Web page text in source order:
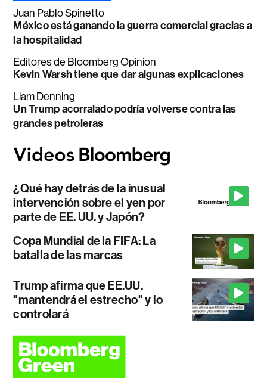
Juan Pablo Spinetto
México está ganando la guerra comercial gracias a
la hospitalidad
Editores de Bloomberg Opinion
Kevin Warsh tiene que dar algunas explicaciones
Liam Denning
Un Trump acorralado podría volverse contra las
grandes petroleras
¿Qué hay detrás de la inusual
intervención sobre el yen por
parte de EE. UU. y Japón?
Copa Mundial de la FIFA: La
batalla de las marcas
Trump afirma que EE.UU.
"mantendrá el estrecho" y lo
controlará